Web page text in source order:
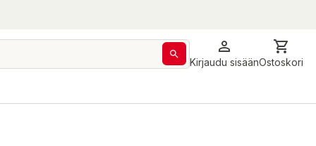
Kirjaudu sisäänOstoskori